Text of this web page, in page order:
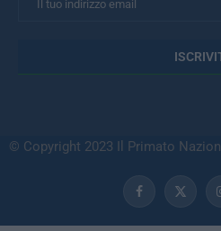
© Copyright 2023 Il Primato